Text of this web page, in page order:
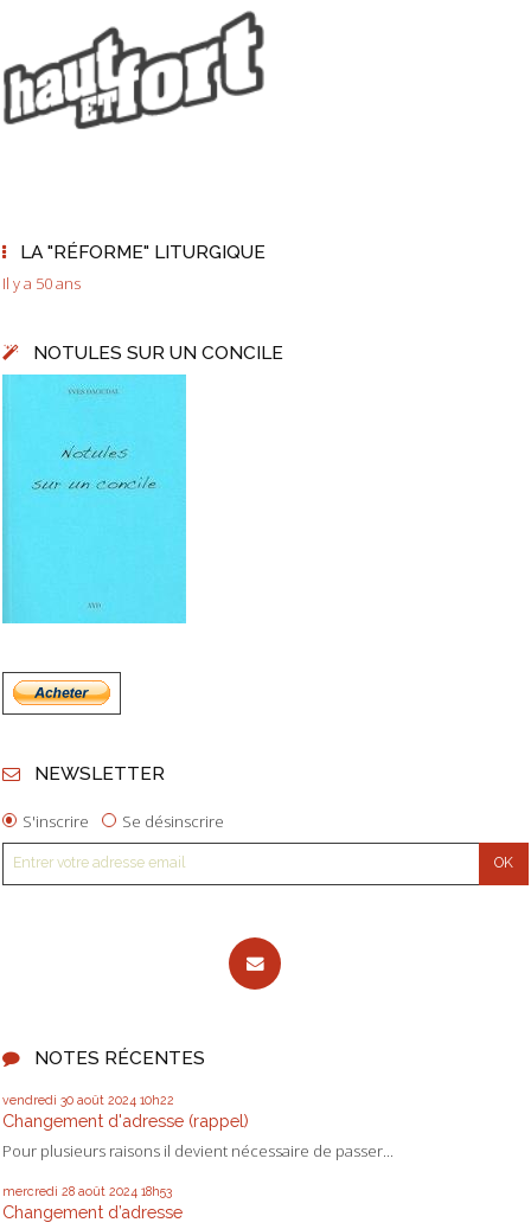
LA "RÉFORME" LITURGIQUE
Il y a 50 ans
NOTULES SUR UN CONCILE
NEWSLETTER
S'inscrire Se désinscrire
NOTES RÉCENTES
vendredi 30 août 2024 10h22
Changement d'adresse (rappel)
Pour plusieurs raisons il devient nécessaire de passer...
mercredi 28 août 2024 18h53
Changement d’adresse